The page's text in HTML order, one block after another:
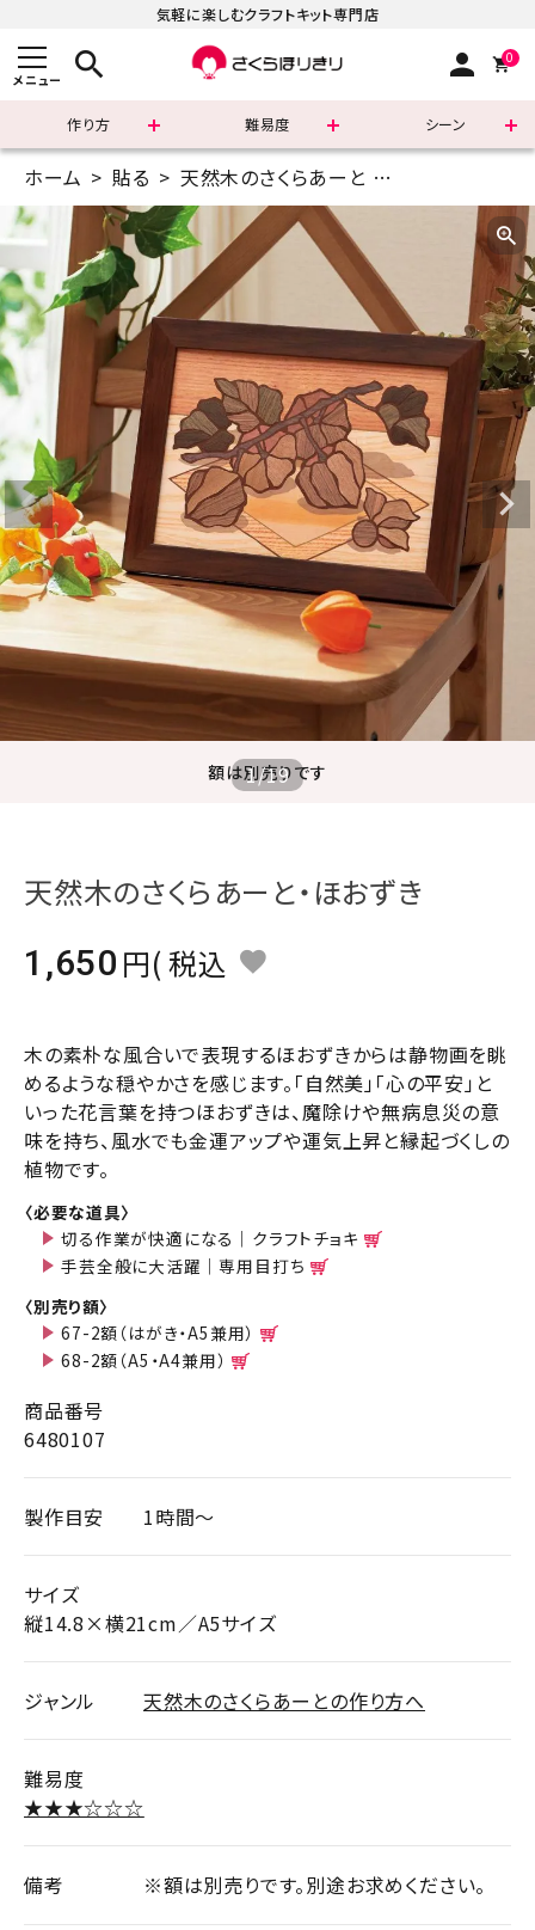
気軽に楽しむクラフトキット専門店
メニュー search person 0
作り方 難易度 シーン
まずはこちら
ショッピングガイド
よくあるご質問
すべての商品
新着商品
診断チャート
ジャンルで選ぶ
レビューを見る
コーポレートサイト
実店舗案内
ようこそ ゲスト 様
ホーム 貼る 天然木のさくらあーと
額は別売りです
1/19
天然木のさくらあーと・ほおずき
1,650
税込
木の素朴な風合いで表現するほおずきからは静物画を眺
めるような穏やかさを感じます。「自然美」「心の平安」と
いった花言葉を持つほおずきは、魔除けや無病息災の意
味を持ち、風水でも金運アップや運気上昇と縁起づくしの
植物です。
〈必要な道具〉
切る作業が快適になる｜クラフトチョキ
手芸全般に大活躍｜専用目打ち
〈別売り額〉
67-2額（はがき・A5兼用）
68-2額（A5・A4兼用）
商品番号
6480107
製作目安 1時間～
サイズ
縦14.8×横21cm／A5サイズ
ジャンル 天然木のさくらあーとの作り方へ
難易度
★★★☆☆☆
備考 ※額は別売りです。別途お求めください。